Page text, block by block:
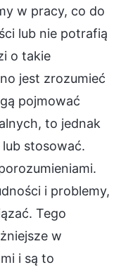
w pracy, co do
lub nie potrafią
o takie
jest zrozumieć
pojmować
to jednak
stosować.
i problemy,
Tego
w
i są to